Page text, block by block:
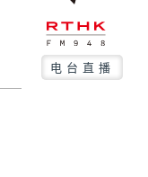
电台直播